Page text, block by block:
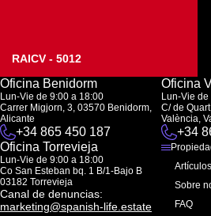
RAICV - 5012
Oficina Benidorm
Lun-Vie de 9:00 a 18:00
Carrer Migjorn, 3, 03570 Benidorm,
Alicante
+34 865 450 187
Oficina
Lun-Vie
C/ de
València,
+34
Oficina Torrevieja
Lun-Vie de 9:00 a 18:00
Co San Esteban bq. 1 B/1-Bajo B
03182 Torrevieja
Canal de denuncias:
marketing@spanish-life.estate
Artículos
Sobre
FAQ